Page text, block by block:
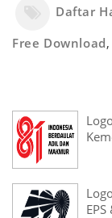
Daftar
Free Download,
EPS